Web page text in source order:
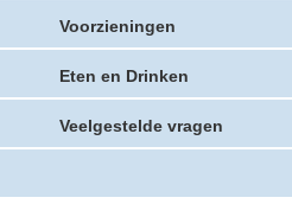
Voorzieningen
Eten en Drinken
Veelgestelde vragen